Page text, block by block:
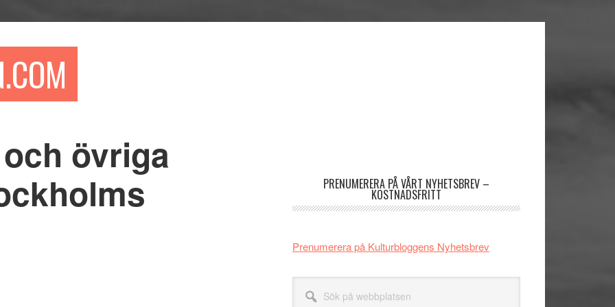
övriga
PRENUMERERA PÅ VÅRT NYHETSBREV –
KOSTNADSFRITT
Prenumerera på Kulturbloggens Nyhetsbrev